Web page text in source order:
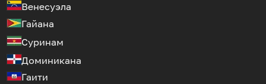
Венесуэла
Гайана
Суринам
Доминикана
Гаити